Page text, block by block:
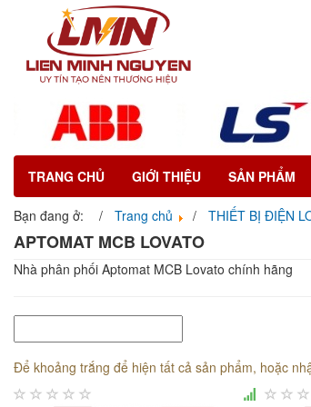
TRANG CHỦ GIỚI THIỆU SẢN PHẨM
Bạn đang ở: Trang chủ THIẾT BỊ ĐIỆN
APTOMAT MCB LOVATO
Nhà phân phối Aptomat MCB Lovato chính hãng
Để khoảng trắng để hiện tất cả sản phẩm, hoặc